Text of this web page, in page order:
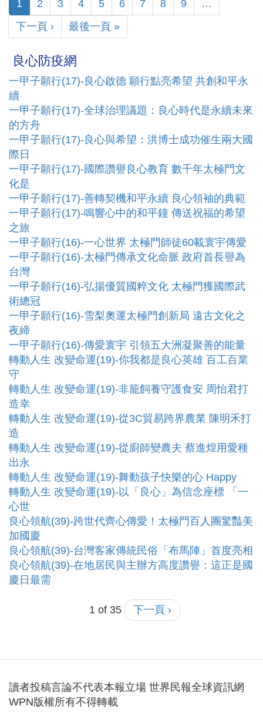
1 2 3 4 5 6 7 8 9
…
下一頁 ›
最後一頁 »
良心防疫網
一甲子願行(17)-良心啟德 願行點亮希望 共創和平永
續
一甲子願行(17)-全球治理議題：良心時代是永續未來
的方舟
一甲子願行(17)-良心與希望：洪博士成功催生兩大國
際日
一甲子願行(17)-國際讚譽良心教育 數千年太極門文
化是
一甲子願行(17)-善轉契機和平永續 良心領袖的典範
一甲子願行(17)-鳴響心中的和平鐘 傳送祝福的希望
之旅
一甲子願行(16)-一心世界 太極門師徒60載寰宇傳愛
一甲子願行(16)-太極門傳承文化命脈 政府首長譽為
台灣
一甲子願行(16)-弘揚優質國粹文化 太極門獲國際武
術總冠
一甲子願行(16)-雪梨奧運太極門創新局 遠古文化之
夜締
一甲子願行(16)-傳愛寰宇 引領五大洲凝聚善的能量
轉動人生 改變命運(19)-你我都是良心英雄 百工百業
守
轉動人生 改變命運(19)-非籠飼養守護食安 周怡君打
造幸
轉動人生 改變命運(19)-從3C貿易跨界農業 陳明禾打
造
轉動人生 改變命運(19)-從廚師變農夫 蔡進煌用愛種
出永
轉動人生 改變命運(19)-舞動孩子快樂的心 Happy
轉動人生 改變命運(19)-以「良心」為信念座標 「一
心世
良心領航(39)-跨世代齊心傳愛！太極門百人團驚豔美
加國慶
良心領航(39)-台灣客家傳統民俗「布馬陣」首度亮相
良心領航(39)-在地居民與主辦方高度讚譽：這正是國
慶日最需
1 of 35 下一頁 ›
讀者投稿言論不代表本報立場 世界民報全球資訊網
WPN版權所有不得轉載